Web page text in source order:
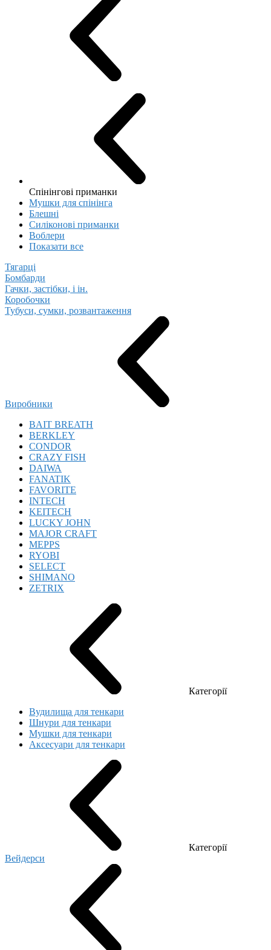
Спінінгові приманки
Мушки для спінінга
Блешні
Cиліконові приманки
Воблери
Показати все
Тягарці
Бомбарди
Гачки, застібки, і ін.
Коробочки
Тубуси, сумки, розвантаження
Виробники
BAIT BREATH
BERKLEY
CONDOR
CRAZY FISH
DAIWA
FANATIK
FAVORITE
INTECH
KEITECH
LUCKY JOHN
MAJOR CRAFT
MEPPS
RYOBI
SELECT
SHIMANO
ZETRIX
Категорії
Вудилища для тенкари
Шнури для тенкари
Мушки для тенкари
Аксесуари для тенкари
Категорії
Вейдерси